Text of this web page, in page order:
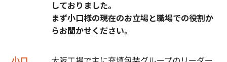
しておりました。
まず小口様の現在のお立場と職場での役割か
らお聞かせください。